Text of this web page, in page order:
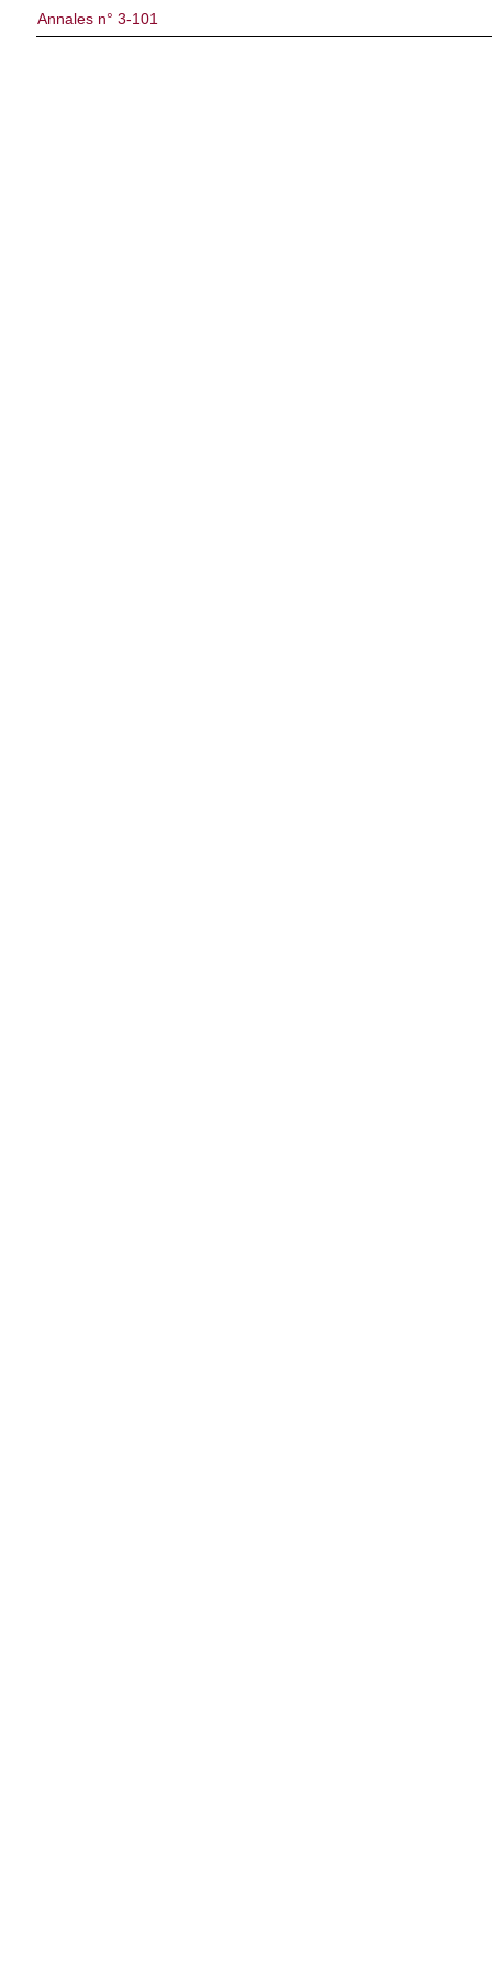
Annales n° 3-101